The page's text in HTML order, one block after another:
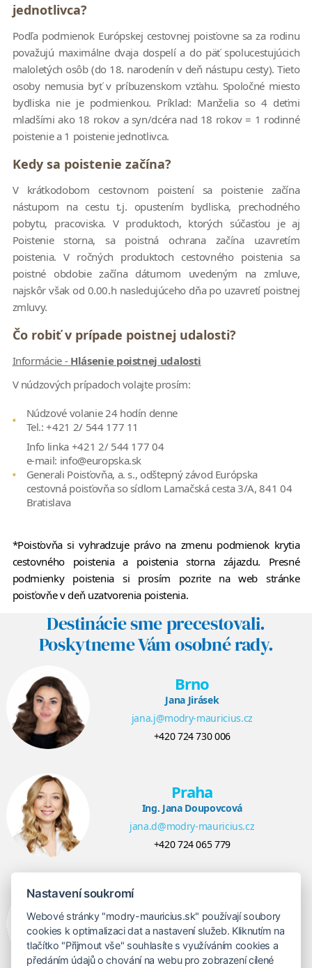
jednotlivca?
Podľa podmienok Európskej cestovnej poisťovne sa za rodinu
považujú maximálne dvaja dospelí a do päť spolucestujúcich
maloletých osôb (do 18. narodenín v deň nástupu cesty). Tieto
osoby nemusia byť v príbuzenskom vzťahu. Spoločné miesto
bydliska nie je podmienkou. Príklad: Manželia so 4 deťmi
mladšími ako 18 rokov a syn/dcéra nad 18 rokov = 1 rodinné
poistenie a 1 poistenie jednotlivca.
Kedy sa poistenie začína?
V krátkodobom cestovnom poistení sa poistenie začína
nástupom na cestu t.j. opustením bydliska, prechodného
pobytu, pracoviska. V produktoch, ktorých súčasťou je aj
Poistenie storna, sa poistná ochrana začína uzavretím
poistenia. V ročných produktoch cestovného poistenia sa
poistné obdobie začína dátumom uvedeným na zmluve,
najskôr však od 0.00.h nasledujúceho dňa po uzavretí poistnej
zmluvy.
Čo robiť v prípade poistnej udalosti?
Informácie - Hlásenie poistnej udalosti
V núdzových prípadoch volajte prosím:
Núdzové volanie 24 hodín denne
Tel.: +421 2/ 544 177 11
Info linka +421 2/ 544 177 04
e-mail: info@europska.sk
Generali Poisťovňa, a. s., odštepný závod Európska
cestovná poisťovňa so sídlom Lamačská cesta 3/A, 841 04
Bratislava
*Poisťovňa si vyhradzuje právo na zmenu podmienok krytia
cestovného poistenia a poistenia storna zájazdu. Presné
podmienky poistenia si prosím pozrite na web stránke
poisťovňe v deň uzatvorenia poistenia.
Destinácie sme precestovali.
Poskytneme Vám osobné rady.
Brno
Jana Jirásek
jana.j@modry-mauricius.cz
+420 724 730 006
Praha
Ing. Jana Doupovcová
jana.d@modry-mauricius.cz
+420 724 065 779
Veronika Khúlová
veronika@modry-mauricius.sk
+421 948 548 908
Nastavení soukromí
Webové stránky "modry-mauricius.sk" používají soubory
cookies k optimalizaci dat a nastavení služeb. Kliknutím na
tlačítko "Přijmout vše" souhlasíte s využíváním cookies a
předáním údajů o chování na webu pro zobrazení cílené